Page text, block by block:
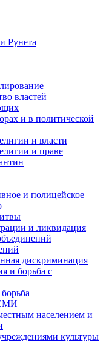
Рунета
властей
и в политической
и власти
и праве
и полицейское
и ликвидация
дискриминация
и борьба с
населением и
культуры